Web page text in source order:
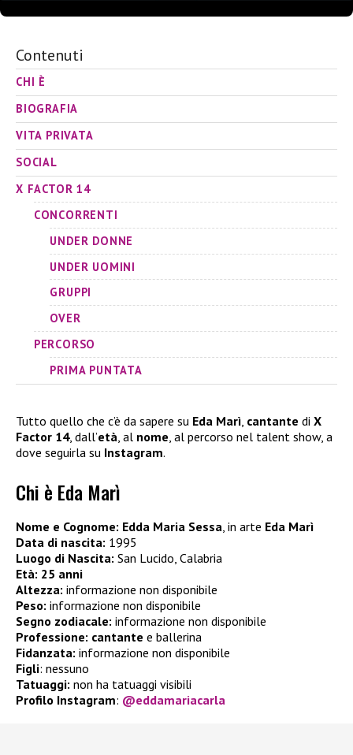
Contenuti
CHI È
BIOGRAFIA
VITA PRIVATA
SOCIAL
X FACTOR 14
CONCORRENTI
UNDER DONNE
UNDER UOMINI
GRUPPI
OVER
PERCORSO
PRIMA PUNTATA
Tutto quello che c’è da sapere su Eda Marì cantante di X
Factor 14, dall’età , al nome , al percorso nel talent show, a
dove seguirla su Instagram.
Chi è Eda Marì
Nome e Cognome: Edda Maria Sessa, in arte Eda Marì
Data di nascita: 1995
Luogo di Nascita: San Lucido, Calabria
Età: 25 anni
Altezza: informazione non disponibile
Peso: informazione non disponibile
Segno zodiacale: informazione non disponibile
Professione: cantante e ballerina
Fidanzata: informazione non disponibile
Figli: nessuno
Tatuaggi: non ha tatuaggi visibili
Profilo Instagram: @eddamariacarla